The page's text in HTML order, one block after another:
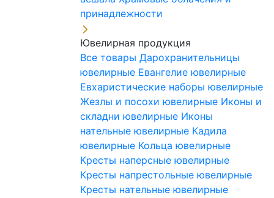
принадлежности
Ювелирная продукция
Все товары Дарохранительницы
ювелирные Евангелие ювелирные
Евхаристические наборы ювелирные
Жезлы и посохи ювелирные Иконы и
складни ювелирные Иконы
нательные ювелирные Кадила
ювелирные Кольца ювелирные
Кресты наперсные ювелирные
Кресты напрестольные ювелирные
Кресты нательные ювелирные